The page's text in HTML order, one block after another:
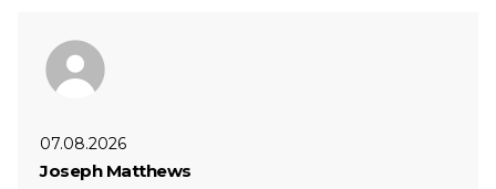
07.08.2026
Joseph Matthews